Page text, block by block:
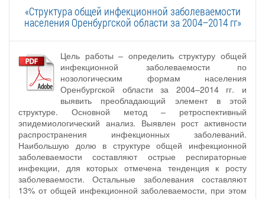
«Структура общей инфекционной заболеваемости
населения Оренбургской области за 2004–2014 гг»
Цель работы – определить структуру общей
инфекционной заболеваемости по
нозологическим формам населения
Оренбургской области за 2004–2014 гг. и
выявить преобладающий элемент в этой
структуре. Основной метод – ретроспективный
эпидемиологический анализ. Выявлен рост активности
распространения инфекционных заболеваний.
Наибольшую долю в структуре общей инфекционной
заболеваемости составляют острые респираторные
инфекции, для которых отмечена тенденция к росту
заболеваемости. Остальные заболевания составляют
13% от общей инфекционной заболеваемости, при этом